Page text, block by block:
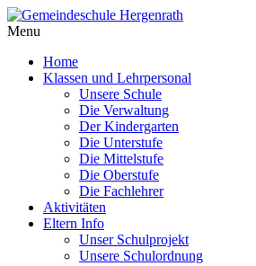
Menu
Home
Klassen und Lehrpersonal
Unsere Schule
Die Verwaltung
Der Kindergarten
Die Unterstufe
Die Mittelstufe
Die Oberstufe
Die Fachlehrer
Aktivitäten
Eltern Info
Unser Schulprojekt
Unsere Schulordnung